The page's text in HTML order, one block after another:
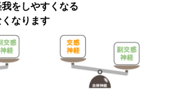
我をしやすくなる
くなります